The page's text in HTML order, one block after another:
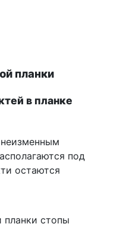
планки
в планке
под
остаются
стопы